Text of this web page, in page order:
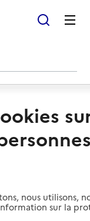
nous utilisons,
sur la